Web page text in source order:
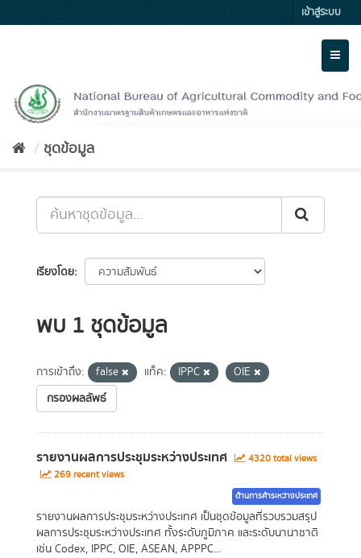
to
เข้าสู่ระบบ
ชุดข้อมูล
เรียงโดย
พบ 1 ชุดข้อมูล
การเข้าถึง: false แท็ค: IPPC
OIE
กรองผลลัพธ์
รายงานผลการประชุมระหว่างประเทศ
4320 total views
269 recent views
ด้านการค้าระหว่างประเทศ
รายงานผลการประชุมระหว่างประเทศ เป็นชุดข้อมูลที่รวบรวมสรุป
ผลการประชุมระหว่างประเทศ ทั้งระดับภูมิภาค และระดับนานาชาติ
เช่น Codex, IPPC, OIE, ASEAN, APPPC...